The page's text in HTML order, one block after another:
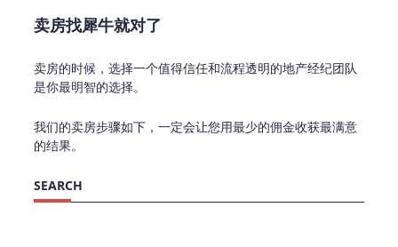
卖房找犀牛就对了
卖房的时候，选择一个值得信任和流程透明的地产经纪团队
是你最明智的选择。
我们的卖房步骤如下，一定会让您用最少的佣金收获最满意
的结果。
SEARCH